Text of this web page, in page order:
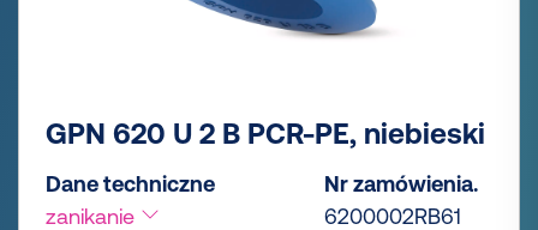
GPN 620 U 2 B PCR-PE, niebieski
Dane techniczne
zanikanie
Nr zamówienia.
6200002RB61